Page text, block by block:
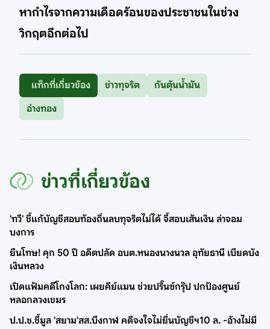
หากำไรจากความเดือดร้อนของประชาชนในช่วง
วิกฤตอีกต่อไป
แท็กที่เกี่ยวข้อง ข่าวทุจริต
กันตุ้นน้ำมัน
อ่างทอง
ข่าวที่เกี่ยวข้อง
'ทวี' ชี้แก้บัญชีสอบท้องถิ่นลบทุจริตไม่ได้ จี้สอบเส้นเงิน ล่าจอม
บงการ
ยืนโทษ! คุก 50 ปี อดีตปลัด อบต.หนองนางนวล อุทัยธานี เบียดบัง
เงินหลวง
เปิดแฟ้มคดีโกงโลก: เผยคีย์แมน ช่วยปริ๊นซ์กรุ๊ป ปกป้องศูนย์
หลอกลวงเขมร
ป.ป.ช.ชี้มูล 'สยาม'สส.บึงกาฬ คดีจงใจไม่ยื่นบัญชีฯ10 ล. -อ้างไม่มี